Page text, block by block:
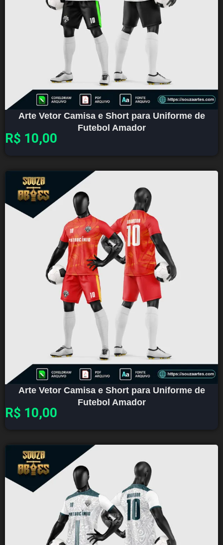
Arte Vetor Camisa e Short para Uniforme de
Futebol Amador
R$ 10,00
Arte Vetor Camisa e Short para Uniforme de
Futebol Amador
R$ 10,00